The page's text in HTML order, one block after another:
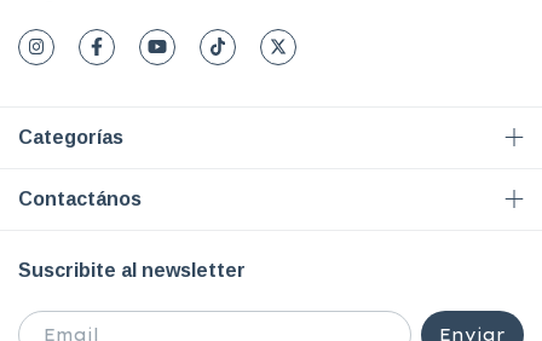
Categorías
Contactános
Suscribite al newsletter